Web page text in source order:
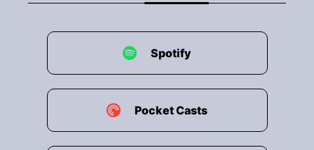
Spotify
Pocket Casts